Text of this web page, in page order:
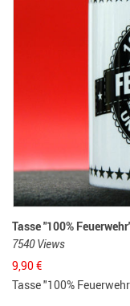
Tasse "100%
7540 Views
9,90€
Tasse "100%